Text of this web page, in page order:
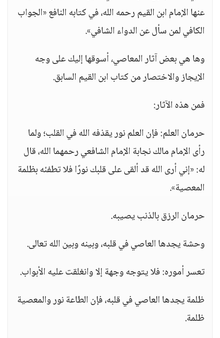
عنها الإمام ابن القيم رحمه الله، في كتابه النافع «الجواب
الكافي لمن سأل عن الدواء الشافي».
وها هي بعض آثار المعاصي، أسوقها إليك على وجه
الإيجاز والاختصار من كتاب ابن القيم السابق.
فمن هذه الآثار:
حرمان العلم: فإن العلم نور يقذفه الله في القلب؛ ولما
رأى الإمام مالك نجابة الإمام الشافعي رحمهما الله، قال
له: «إني أرى الله قد ألقى على قلبك نورًا فلا تطفئه بظلمة
المعصية».
حرمان الرزق بالذنب يصيبه.
وحشة يجدها العاصي في قلبه، وبينه وبين الله تعالى.
تعسر أموره: فلا يتوجه وجهة إلا وانغلقت عليه الأبواب.
ظلمة يجدها العاصي في قلبه، فإن الطاعة نور والمعصية
ظلمة.